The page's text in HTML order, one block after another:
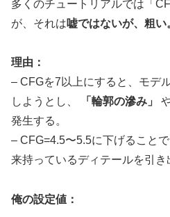
多くのチュートリアルでは「
が、それは嘘ではないが、粗い
理由：
– CFGを7以上にすると、モデ
しようとし、
「輪郭の滲み」
発生する。
– CFG=4.5〜5.5に下げること
来持っているディテールを引き
俺の設定値：